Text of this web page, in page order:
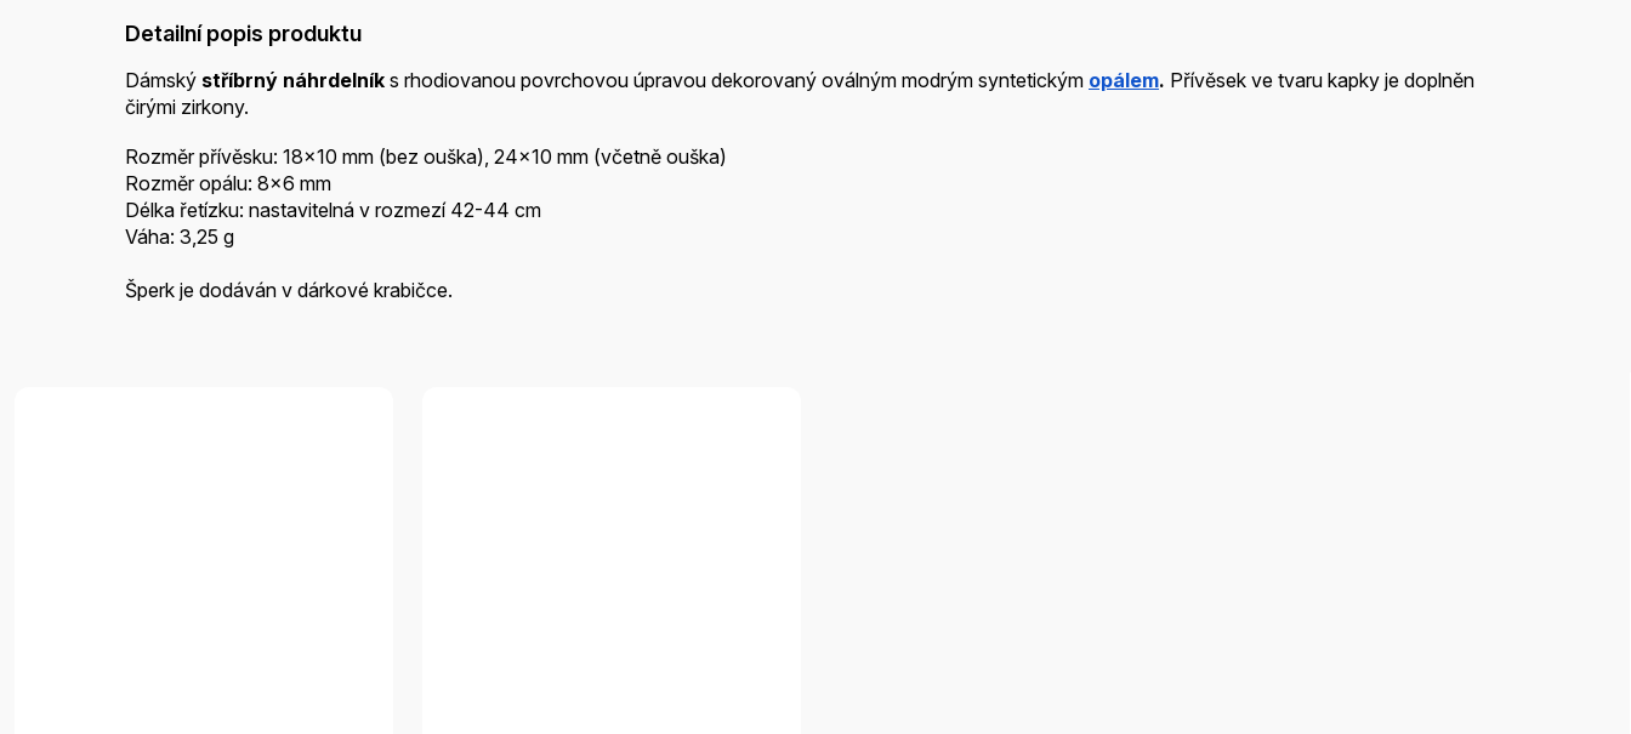
Detailní popis produktu
Dámský stříbrný náhrdelník s rhodiovanou povrchovou úpravou dekorovaný oválným modrým syntetickým opálem. Přívěsek ve tvaru kapky je doplněn
čirými zirkony.
Rozměr přívěsku: 18x10 mm (bez ouška), 24x10 mm (včetně ouška)
Rozměr opálu: 8x6 mm
Délka řetízku: nastavitelná v rozmezí 42-44 cm
Váha: 3,25 g
Šperk je dodáván v dárkové krabičce.